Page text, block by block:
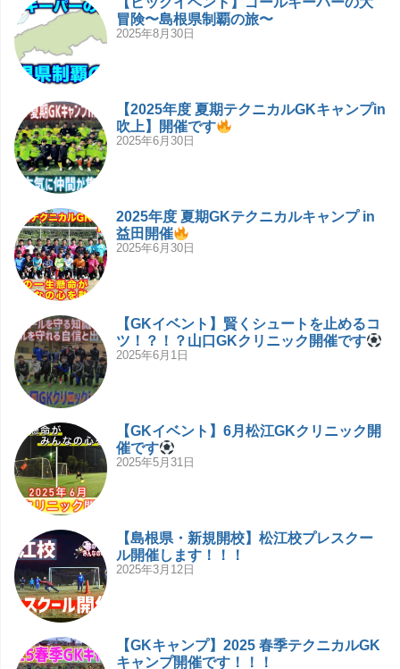
冒険〜島根県制覇の旅〜
2025年8月30日
【2025年度 夏期テクニカルGKキャンプin
吹上】開催です
2025年6月30日
2025年度 夏期GKテクニカルキャンプ in
益田開催
2025年6月30日
【GKイベント】賢くシュートを止めるコ
ツ！？！？山口GKクリニック開催です
2025年6月1日
【GKイベント】6月松江GKクリニック開
催です
2025年5月31日
【島根県・新規開校】松江校プレスクー
ル開催します！！！
2025年3月12日
【GKキャンプ】2025 春季テクニカルGK
キャンプ開催です！！！